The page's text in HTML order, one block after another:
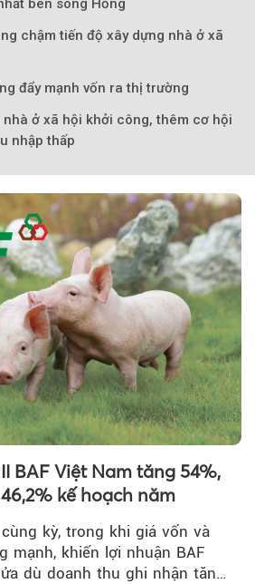
Theo Sở hữu trí
bên sông Hồng
chậm tiến độ xây dựng nhà ở xã
đẩy mạnh vốn ra thị trường
ở xã hội khởi công, thêm cơ hội
nhập thấp
BAF Việt Nam tăng 54%,
kế hoạch năm
kỳ, trong khi giá vốn và
mạnh, khiến lợi nhuận BAF
dù doanh thu ghi nhận tăng